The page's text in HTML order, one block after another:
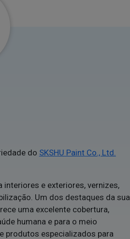
do SKSHU Paint Co., Ltd.
e exteriores, vernizes,
Um dos destaques da sua
uma excelente cobertura,
humana e para o meio
produtos especializados para